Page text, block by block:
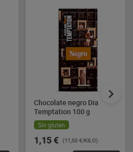
Chocolate negro Dia
Temptation 100 g
Sin gluten
1,15 € (11,50 €/KILO)